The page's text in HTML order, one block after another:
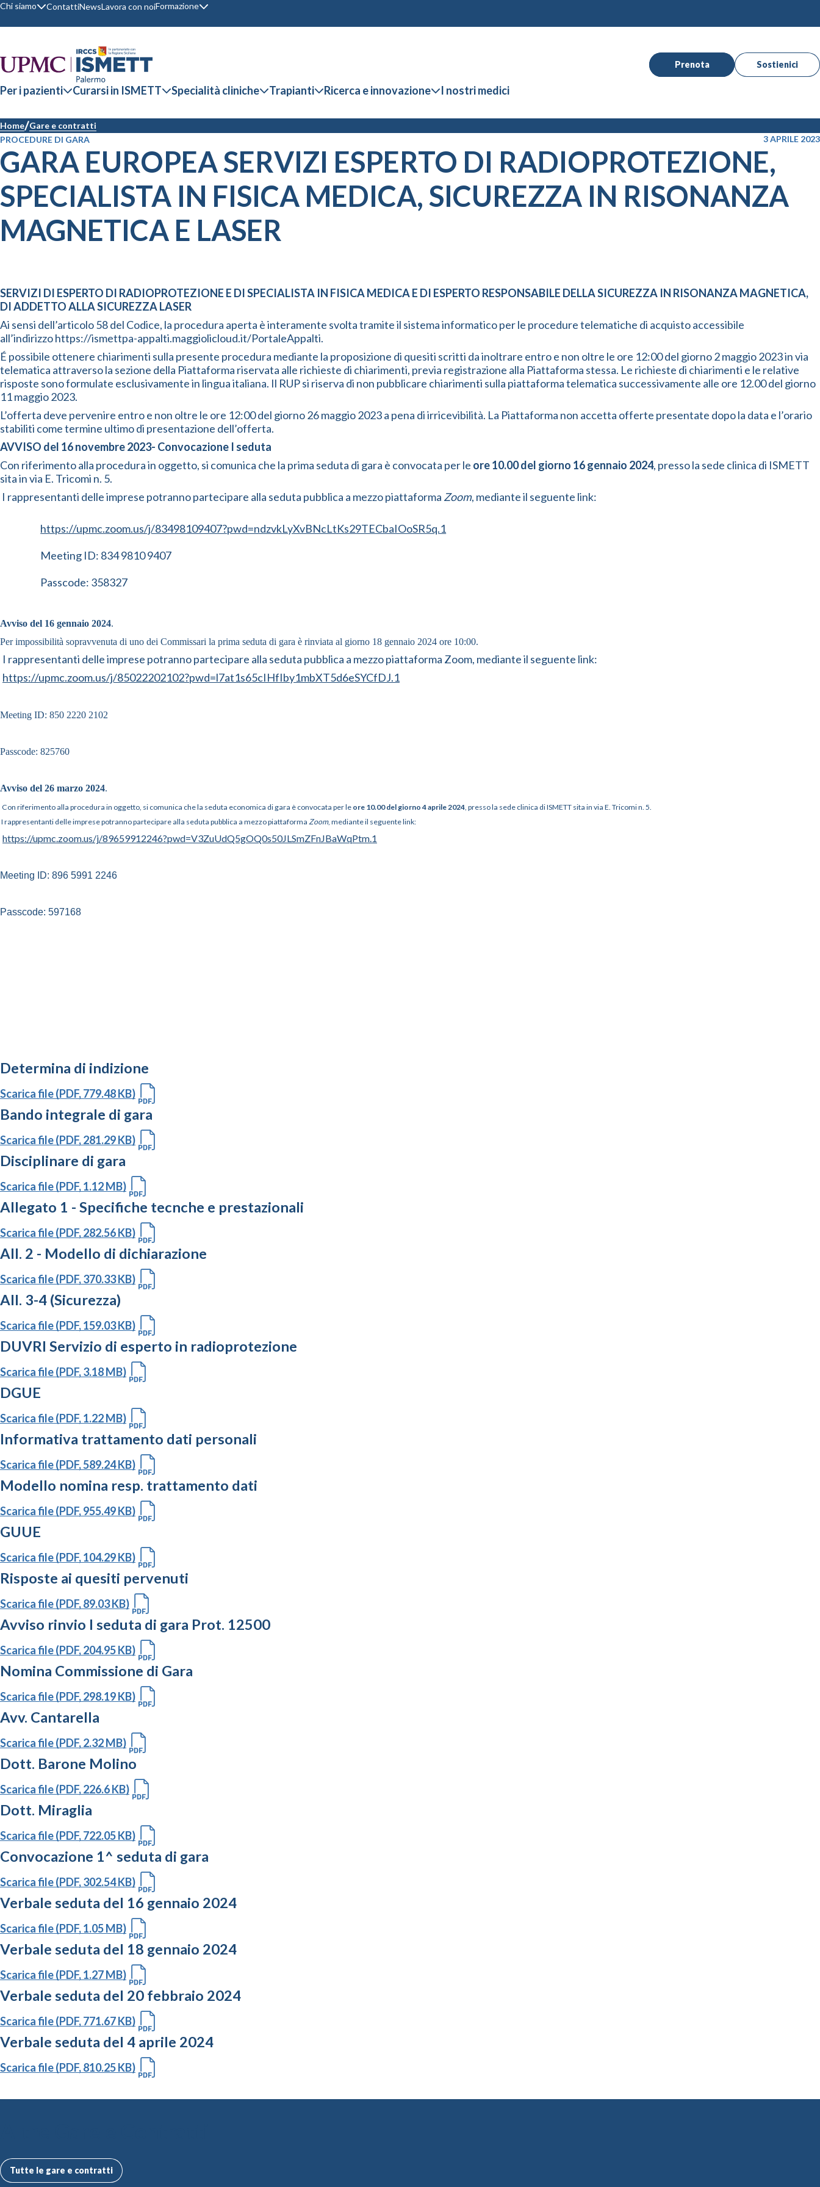
Chi siamo ContattiNewsLavora con noiFormazione
Prenota Sostienici
Per i pazienti Curarsi in ISMETT Specialità cliniche Trapianti Ricerca e innovazione I nostri medici
Home Gare e contratti
PROCEDURE DI GARA
3 APRILE 2023
GARA EUROPEA SERVIZI ESPERTO DI RADIOPROTEZIONE,
SPECIALISTA IN FISICA MEDICA, SICUREZZA IN RISONANZA
MAGNETICA E LASER
SERVIZI DI ESPERTO DI RADIOPROTEZIONE E DI SPECIALISTA IN FISICA MEDICA E DI ESPERTO RESPONSABILE DELLA SICUREZZA IN RISONANZA MAGNETICA,
DI ADDETTO ALLA SICUREZZA LASER
Ai sensi dell’articolo 58 del Codice, la procedura aperta è interamente svolta tramite il sistema informatico per le procedure telematiche di acquisto accessibile
all’indirizzo https://ismettpa-appalti.maggiolicloud.it/PortaleAppalti.
É possibile ottenere chiarimenti sulla presente procedura mediante la proposizione di quesiti scritti da inoltrare entro e non oltre le ore 12:00 del giorno 2 maggio 2023 in via
telematica attraverso la sezione della Piattaforma riservata alle richieste di chiarimenti, previa registrazione alla Piattaforma stessa. Le richieste di chiarimenti e le relative
risposte sono formulate esclusivamente in lingua italiana. Il RUP si riserva di non pubblicare chiarimenti sulla piattaforma telematica successivamente alle ore 12.00 del giorno
11 maggio 2023.
L’offerta deve pervenire entro e non oltre le ore 12:00 del giorno 26 maggio 2023 a pena di irricevibilità. La Piattaforma non accetta offerte presentate dopo la data e l’orario
stabiliti come termine ultimo di presentazione dell’offerta.
AVVISO del 16 novembre 2023- Convocazione I seduta
Con riferimento alla procedura in oggetto, si comunica che la prima seduta di gara è convocata per le ore 10.00 del giorno 16 gennaio 2024, presso la sede clinica di ISMETT
sita in via E. Tricomi n. 5.
I rappresentanti delle imprese potranno partecipare alla seduta pubblica a mezzo piattaforma Zoom, mediante il seguente link:
https://upmc.zoom.us/j/83498109407?pwd=ndzvkLyXvBNcLtKs29TECbaIOoSR5q.1
Meeting ID: 834 9810 9407
Passcode: 358327
Avviso del 16 gennaio 2024.
Per impossibilità sopravvenuta di uno dei Commissari la prima seduta di gara è rinviata al giorno 18 gennaio 2024 ore 10:00.
I rappresentanti delle imprese potranno partecipare alla seduta pubblica a mezzo piattaforma Zoom, mediante il seguente link:
https://upmc.zoom.us/j/85022202102?pwd=l7at1s65cIHfIby1mbXT5d6eSYCfDJ.1
Meeting ID: 850 2220 2102
Passcode: 825760
Avviso del 26 marzo 2024.
Con riferimento alla procedura in oggetto, si comunica che la seduta economica di gara è convocata per le ore 10.00 del giorno 4 aprile 2024, presso la sede clinica di ISMETT sita in via E. Tricomi n. 5.
I rappresentanti delle imprese potranno partecipare alla seduta pubblica a mezzo piattaforma Zoom, mediante il seguente link:
https://upmc.zoom.us/j/89659912246?pwd=V3ZuUdQ5gOQ0s50JLSmZFnJBaWqPtm.1
Meeting ID: 896 5991 2246
Passcode: 597168
Determina di indizione
Scarica file (PDF, 779.48 KB)
Bando integrale di gara
Scarica file (PDF, 281.29 KB)
Disciplinare di gara
Scarica file (PDF, 1.12 MB)
Allegato 1 - Specifiche tecnche e prestazionali
Scarica file (PDF, 282.56 KB)
All. 2 - Modello di dichiarazione
Scarica file (PDF, 370.33 KB)
All. 3-4 (Sicurezza)
Scarica file (PDF, 159.03 KB)
DUVRI Servizio di esperto in radioprotezione
Scarica file (PDF, 3.18 MB)
DGUE
Scarica file (PDF, 1.22 MB)
Informativa trattamento dati personali
Scarica file (PDF, 589.24 KB)
Modello nomina resp. trattamento dati
Scarica file (PDF, 955.49 KB)
GUUE
Scarica file (PDF, 104.29 KB)
Risposte ai quesiti pervenuti
Scarica file (PDF, 89.03 KB)
Avviso rinvio I seduta di gara Prot. 12500
Scarica file (PDF, 204.95 KB)
Nomina Commissione di Gara
Scarica file (PDF, 298.19 KB)
Avv. Cantarella
Scarica file (PDF, 2.32 MB)
Dott. Barone Molino
Scarica file (PDF, 226.6 KB)
Dott. Miraglia
Scarica file (PDF, 722.05 KB)
Convocazione 1^ seduta di gara
Scarica file (PDF, 302.54 KB)
Verbale seduta del 16 gennaio 2024
Scarica file (PDF, 1.05 MB)
Verbale seduta del 18 gennaio 2024
Scarica file (PDF, 1.27 MB)
Verbale seduta del 20 febbraio 2024
Scarica file (PDF, 771.67 KB)
Verbale seduta del 4 aprile 2024
Scarica file (PDF, 810.25 KB)
Tutte le gare e contratti